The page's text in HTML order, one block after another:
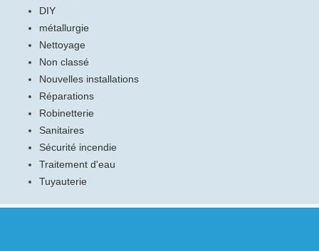
DIY
métallurgie
Nettoyage
Non classé
Nouvelles installations
Réparations
Robinetterie
Sanitaires
Sécurité incendie
Traitement d'eau
Tuyauterie